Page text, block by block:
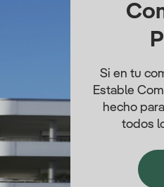
Si en tu
Estable
hecho
todos